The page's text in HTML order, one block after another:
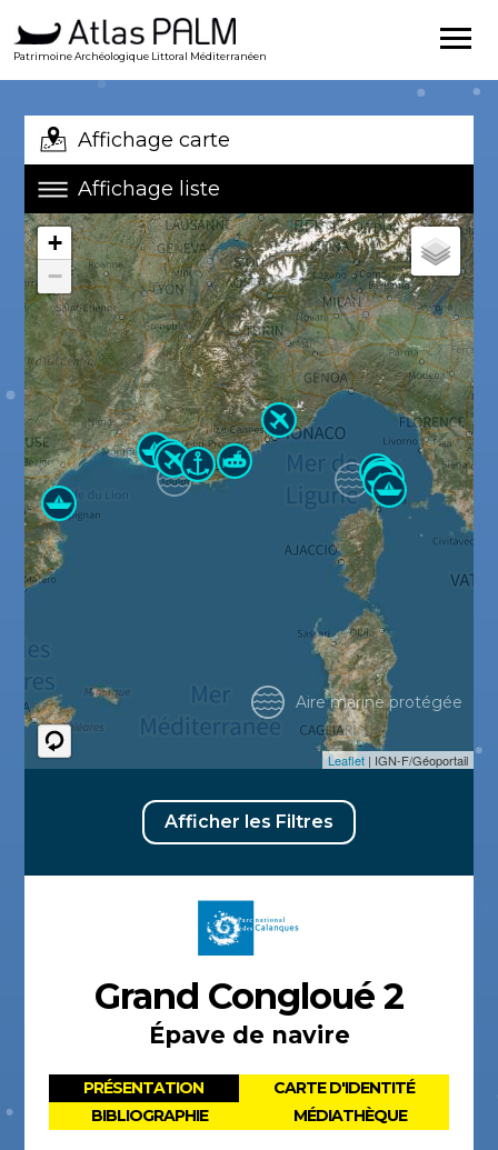
Patrimoine Archéologique Littoral Méditerranéen
Affichage carte
Affichage liste
+
−
Leaflet | IGN-F/Géoportail
Aire marine protégée
Afficher les Filtres
Grand Congloué 2
Épave de navire
PRÉSENTATION
CARTE D'IDENTITÉ
BIBLIOGRAPHIE
MÉDIATHÈQUE